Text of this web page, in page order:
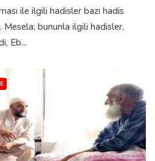
ile ilgili hadisler bazı hadis
Mesela; bununla ilgili hadisler,
Eb...